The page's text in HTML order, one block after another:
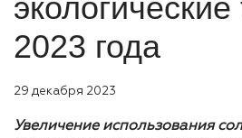
2023 года
29 декабря 2023
Увеличение использования